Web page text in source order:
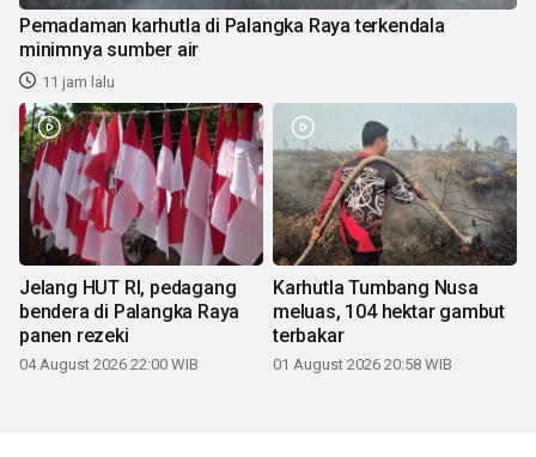
Pemadaman karhutla di Palangka Raya terkendala
minimnya sumber air
11 jam lalu
Jelang HUT RI, pedagang
bendera di Palangka Raya
panen rezeki
04 August 2026 22:00 WIB
Karhutla Tumbang Nusa
meluas, 104 hektar gambut
terbakar
01 August 2026 20:58 WIB